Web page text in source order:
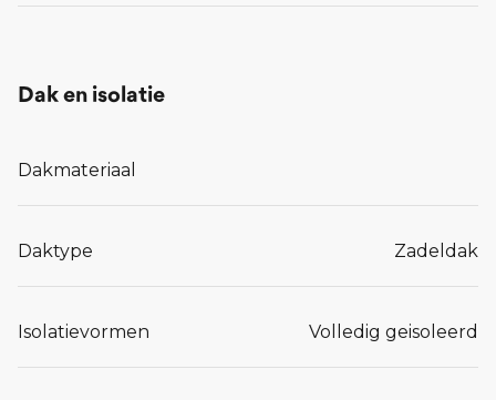
Dak en isolatie
Dakmateriaal
Daktype Zadeldak
Isolatievormen Volledig geisoleerd